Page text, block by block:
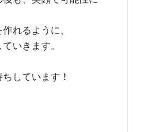
れるように、
いきます。
しています！